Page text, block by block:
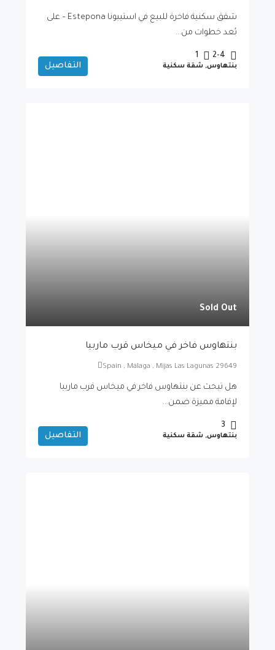
شقق سكنية فاخرة للبيع في استيبونا Estepona – على
بُعد خطوات من...
2-4
1
بنتهاوس, شقة سكنية التفاصيل
Sold Out
بنتهاوس فاخر في ميخاس قرب ماربيا
Spain , Málaga , Mijas Las Lagunas 29649
هل تبحث عن بنتهاوس فاخر في ميخاس قرب ماربيا
لإقامة مميزة ضمن...
3
بنتهاوس, شقة سكنية التفاصيل